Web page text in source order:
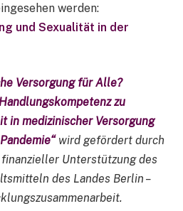
werden:
und Sexualität in der
Versorgung für Alle?
zu
in medizinischer Versorgung
wird gefördert durch
Unterstützung des
des Landes Berlin –